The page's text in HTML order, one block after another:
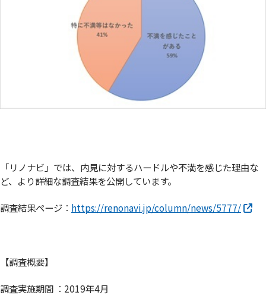
「リノナビ」では、内見に対するハードルや不満を感じた理由な
ど、より詳細な調査結果を公開しています。
調査結果ページ： https://renonavi.jp/column/news/5777/
【調査概要】
調査実施期間 ：2019年4月